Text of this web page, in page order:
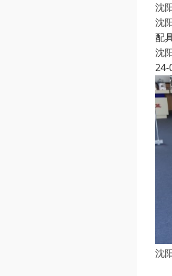
沈
沈
配
沈
24-
沈